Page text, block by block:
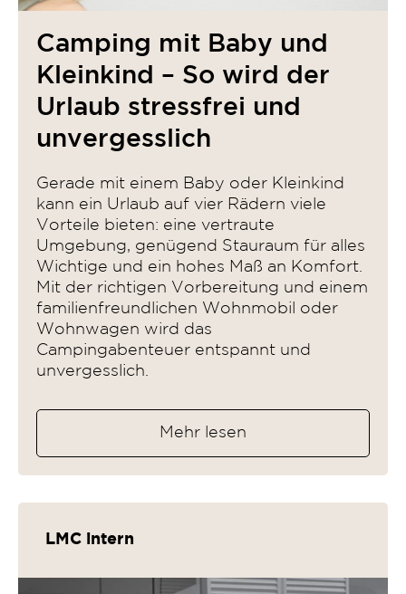
Camping mit Baby und
Kleinkind – So wird der
Urlaub stressfrei und
unvergesslich
Gerade mit einem Baby oder Kleinkind
kann ein Urlaub auf vier Rädern viele
Vorteile bieten: eine vertraute
Umgebung, genügend Stauraum für alles
Wichtige und ein hohes Maß an Komfort.
Mit der richtigen Vorbereitung und einem
familienfreundlichen Wohnmobil oder
Wohnwagen wird das
Campingabenteuer entspannt und
unvergesslich.
Mehr lesen
LMC intern